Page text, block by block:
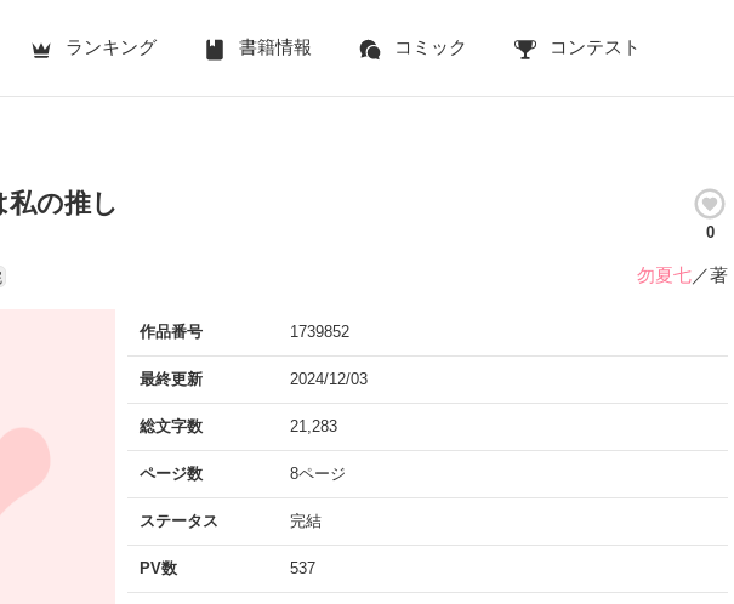
ランキング 書籍情報 コミック コンテスト
私の推し
0
勿夏七／著
作品番号 1739852
最終更新 2024/12/03
総文字数 21,283
ページ数 8ページ
ステータス 完結
PV数 537